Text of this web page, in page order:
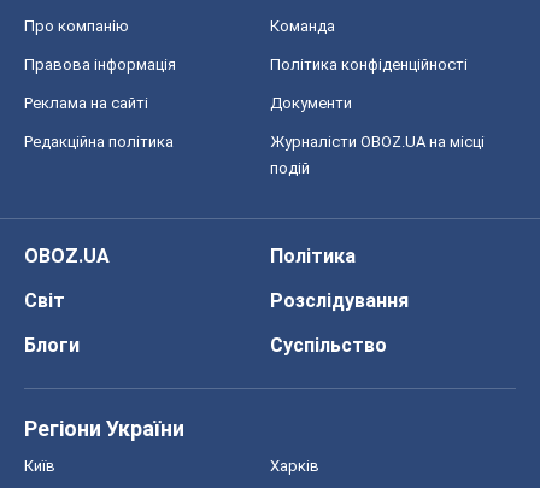
Про компанію Команда
Правова інформація Політика конфіденційності
Реклама на сайті Документи
Редакційна політика
Журналісти OBOZ.UA на місці
подій
OBOZ.UA
Політика
Світ
Розслідування
Блоги
Суспільство
Регіони України
Київ Харків